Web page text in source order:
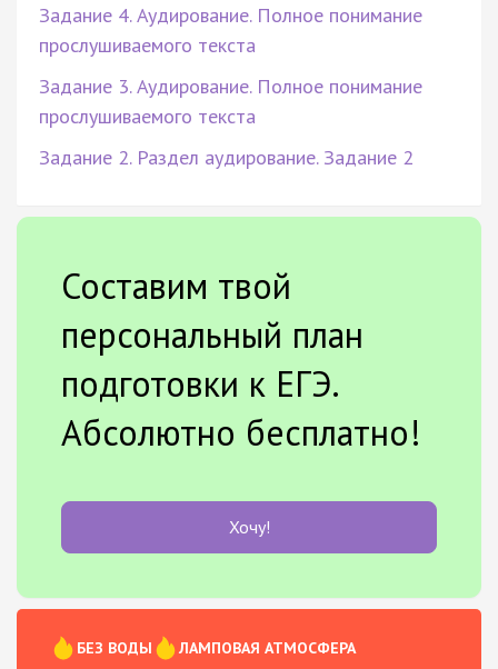
Задание 4. Аудирование. Полное понимание
прослушиваемого текста
Задание 3. Аудирование. Полное понимание
прослушиваемого текста
Задание 2. Раздел аудирование. Задание 2
Составим твой
персональный план
подготовки к ЕГЭ.
Абсолютно бесплатно!
Хочу!
БЕЗ ВОДЫ
ЛАМПОВАЯ АТМОСФЕРА